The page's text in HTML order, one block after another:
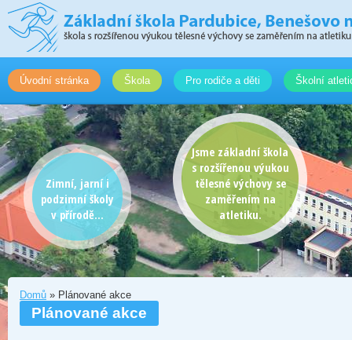
Úvodní stránka Škola Pro rodiče a děti Školní
Zimní, jarní i
podzimní školy
v přírodě...
Jsme základní škola
s rozšířenou výukou
tělesné výchovy se
zaměřením na
atletiku.
Domů » Plánované akce
Plánované akce